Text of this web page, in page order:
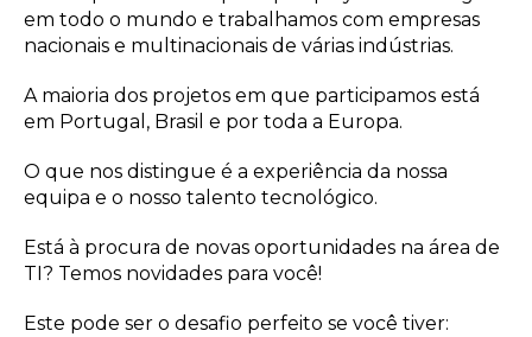
em todo o mundo e trabalhamos com empresas
nacionais e multinacionais de várias indústrias.
A maioria dos projetos em que participamos está
em Portugal, Brasil e por toda a Europa.
O que nos distingue é a experiência da nossa
equipa e o nosso talento tecnológico.
Está à procura de novas oportunidades na área de
TI? Temos novidades para você!
Este pode ser o desafio perfeito se você tiver: